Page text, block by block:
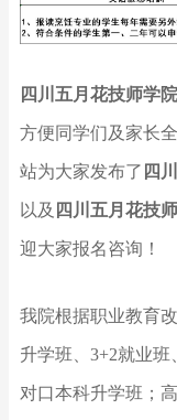
四川五月花技师学院
方便同学们及家长
站为大家发布了 四
以及 四川五月花技
迎大家报名咨询！
我院根据职业教育
升学班 3+2就业班
对口本科升学班 ；